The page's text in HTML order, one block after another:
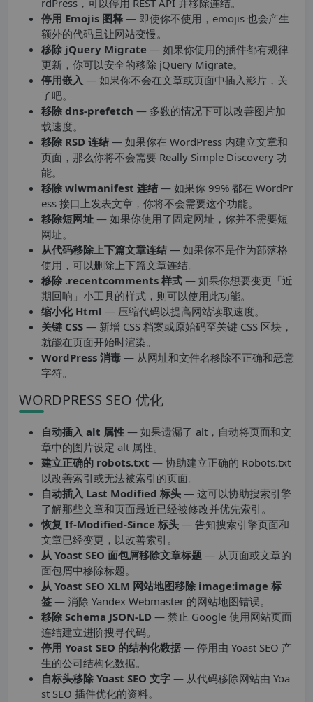
rdPress，可以停用 REST API 并移除连结。
停用 Emojis 图释 — 即使你不使用，emojis 也会产生
额外的代码且让网站变慢。
移除 jQuery Migrate — 如果你使用的插件都有规律
更新，你可以安全的移除 jQuery Migrate。
停用嵌入 — 如果你不会在文章或页面中插入影片，关
了吧。
移除 dns-prefetch — 多数的情况下可以改善图片加
载速度。
移除 RSD 连结 — 如果你在 WordPress 内建立文章和
页面，那么你将不会需要 Really Simple Discovery 功
能。
移除 wlwmanifest 连结 — 如果你 99% 都在 WordPr
ess 接口上发表文章，你将不会需要这个功能。
移除短网址 — 如果你使用了固定网址，你并不需要短
网址。
从代码移除上下篇文章连结 — 如果你不是作为部落格
使用，可以删除上下篇文章连结。
移除 .recentcomments 样式 — 如果你想要变更「近
期回响」小工具的样式，则可以使用此功能。
缩小化 Html — 压缩代码以提高网站读取速度。
关键 CSS — 新增 CSS 档案或原始码至关键 CSS 区块，
就能在页面开始时渲染。
WordPress 消毒 — 从网址和文件名移除不正确和恶意
字符。
WORDPRESS SEO 优化
自动插入 alt 属性 — 如果遗漏了 alt，自动将页面和文
章中的图片设定 alt 属性。
建立正确的 robots.txt — 协助建立正确的 Robots.txt
以改善索引或无法被索引的页面。
自动插入 Last Modified 标头 — 这可以协助搜索引擎
了解那些文章和页面最近已经被修改并优先索引。
恢复 If-Modified-Since 标头 — 告知搜索引擎页面和
文章已经变更，以改善索引。
从 Yoast SEO 面包屑移除文章标题 — 从页面或文章的
面包屑中移除标题。
从 Yoast SEO XLM 网站地图移除 image:image 标
签 — 消除 Yandex Webmaster 的网站地图错误。
移除 Schema JSON-LD — 禁止 Google 使用网站页面
连结建立进阶搜寻代码。
停用 Yoast SEO 的结构化数据 — 停用由 Yoast SEO 产
生的公司结构化数据。
自标头移除 Yoast SEO 文字 — 从代码移除网站由 Yoa
st SEO 插件优化的资料。